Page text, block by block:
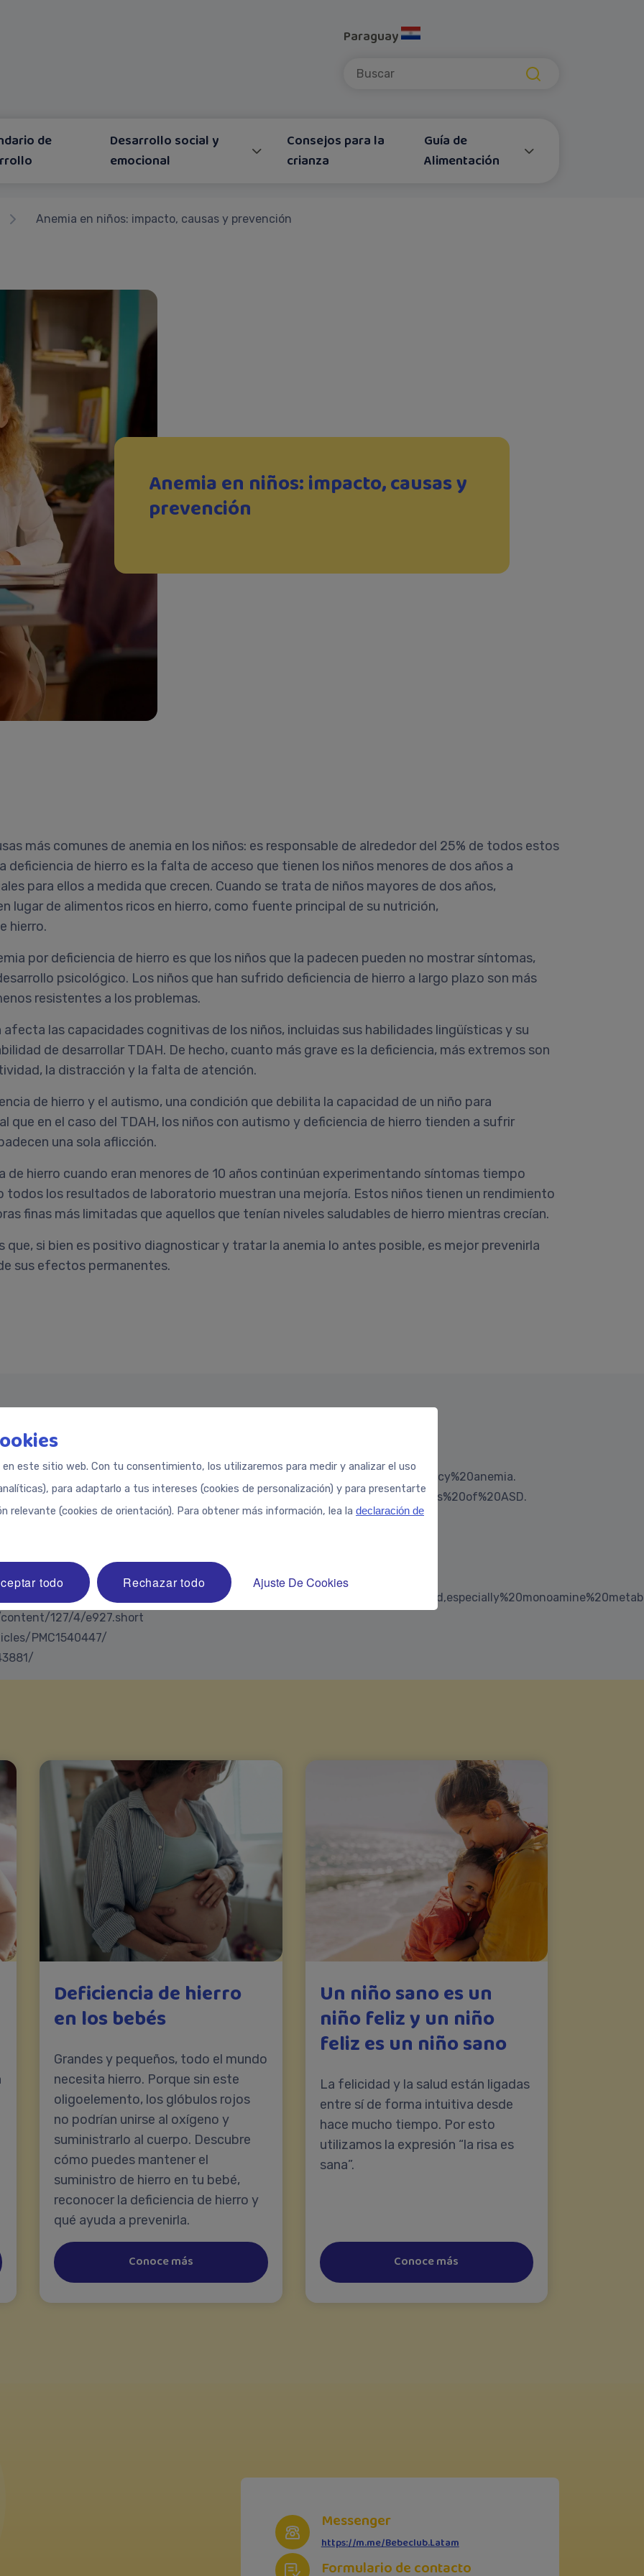
Paraguay
de
Desarrollo social y
emocional
Consejos para la
crianza
Guía de
Alimentación
Anemia en niños: impacto, causas y prevención
Anemia en niños: impacto, causas y
prevención
más comunes de anemia en los niños: es responsable de alrededor del 25% de todos estos
deficiencia de hierro es la falta de acceso que tienen los niños menores de dos años a
para ellos a medida que crecen. Cuando se trata de niños mayores de dos años,
lugar de alimentos ricos en hierro, como fuente principal de su nutrición,
hierro.
por deficiencia de hierro es que los niños que la padecen pueden no mostrar síntomas,
psicológico. Los niños que han sufrido deficiencia de hierro a largo plazo son más
resistentes a los problemas.
las capacidades cognitivas de los niños, incluidas sus habilidades lingüísticas y su
de desarrollar TDAH. De hecho, cuanto más grave es la deficiencia, más extremos son
la distracción y la falta de atención.
de hierro y el autismo, una condición que debilita la capacidad de un niño para
que en el caso del TDAH, los niños con autismo y deficiencia de hierro tienden a sufrir
una sola aflicción.
de hierro cuando eran menores de 10 años continúan experimentando síntomas tiempo
los resultados de laboratorio muestran una mejoría. Estos niños tienen un rendimiento
finas más limitadas que aquellos que tenían niveles saludables de hierro mientras crecían.
que, si bien es positivo diagnosticar y tratar la anemia lo antes posible, es mejor prevenirla
sus efectos permanentes.
PMC4235202/
6)%20in%20iron%20deficiency%20anemia.
PMC5609017/#:~:text=Abstract-,Background,and%20clinical%20symptoms%20of%20ASD.
PMC3680022/
fullarticle/485884#:~:text=A%20maj
PMC4253901/
127/4/e927.short
PMC1540447/
Deficiencia de hierro
en los bebés
Grandes y pequeños, todo el mundo
necesita hierro. Porque sin este
oligoelemento, los glóbulos rojos
no podrían unirse al oxígeno y
suministrarlo al cuerpo. Descubre
cómo puedes mantener el
suministro de hierro en tu bebé,
reconocer la deficiencia de hierro y
qué ayuda a prevenirla.
Conoce más
Un niño sano es un
niño feliz y un niño
feliz es un niño sano
La felicidad y la salud están ligadas
entre sí de forma intuitiva desde
hace mucho tiempo. Por esto
utilizamos la expresión “la risa es
sana”.
Conoce más
Messenger
https://m.me/Bebeclub.Latam
Formulario de contacto
este sitio web. Con tu consentimiento, los utilizaremos para medir y analizar el uso
para adaptarlo a tus intereses (cookies de personalización) y para presentarte
relevante (cookies de orientación). Para obtener más información, lea la declaración de
todo Rechazar todo Ajuste De Cookies